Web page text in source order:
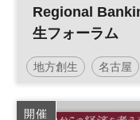
Regional
生フォーラム
地方創生 名古屋
開催